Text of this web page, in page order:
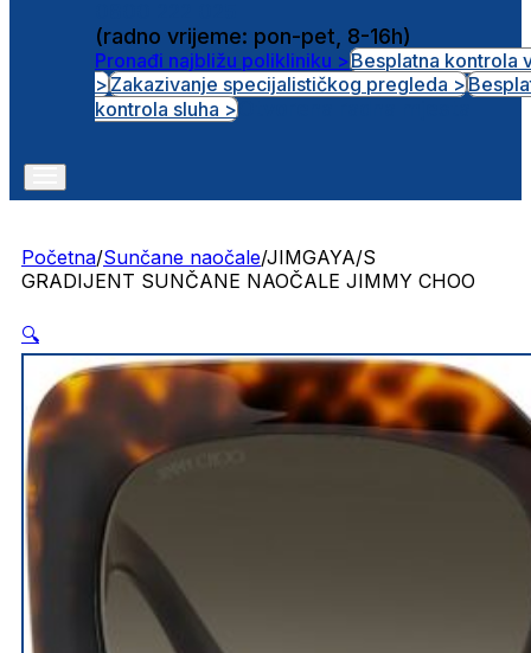
(radno vrijeme: pon-pet, 8-16h)
Pronađi najbližu polikliniku >Besplatna kontrola
>Zakazivanje specijalističkog pregleda >
kontrola sluha >
Početna/Sunčane naočale/JIMGAYA/S
GRADIJENT SUNČANE NAOČALE JIMMY CHOO
🔍